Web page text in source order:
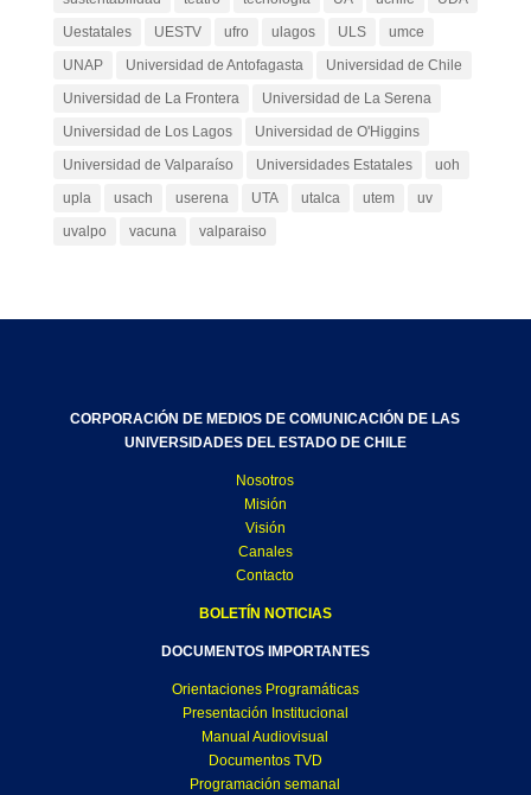
Uestatales
UESTV ufro ulagos ULS
umce
UNAP
Universidad de Antofagasta
Universidad de Chile
Universidad de La Frontera
Universidad de La Serena
Universidad de Los Lagos
Universidad de O'Higgins
Universidad de Valparaíso
Universidades Estatales
uoh
upla
usach userena UTA utalca utem
uv
uvalpo
vacuna valparaiso
CORPORACIÓN DE MEDIOS DE COMUNICACIÓN DE LAS
UNIVERSIDADES DEL ESTADO DE CHILE
Nosotros
Misión
Visión
Canales
Contacto
BOLETÍN NOTICIAS
DOCUMENTOS IMPORTANTES
Orientaciones Programáticas
Presentación Institucional
Manual Audiovisual
Documentos TVD
Programación semanal